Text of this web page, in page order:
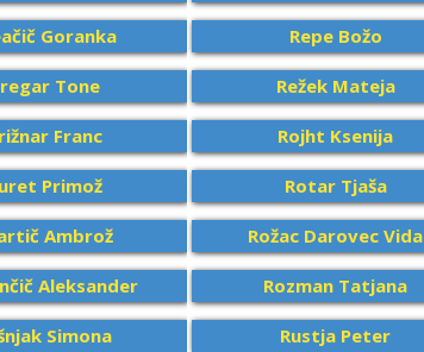
Goranka
Tone
Franc
Primož
Ambrož
Aleksander
Simona
Repe Božo
Režek Mateja
Rojht Ksenija
Rotar Tjaša
Rožac Darovec Vida
Rozman Tatjana
Rustja Peter